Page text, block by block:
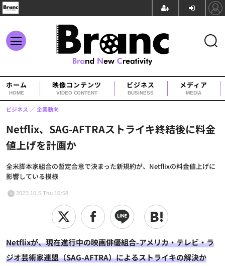
ホーム
HOME
映像コンテンツ
VIDEO CONTENT
ビジネス
BUSINESS
メディア
MEDIA
Netflix、SAG-AFTRAストライキ終結後に料金
値上げを計画か
全米脚本家組合の暫定合意で決まった新規約が、Netflixの料金値上げに
影響している模様
ビジネス 企業動向
2023.10.5 Thu 10:58
Netflixが、現在進行中の映画俳優組合-アメリカ・テレビ・ラ
ジオ芸術家連盟（SAG-AFTRA）によるストライキの解決か